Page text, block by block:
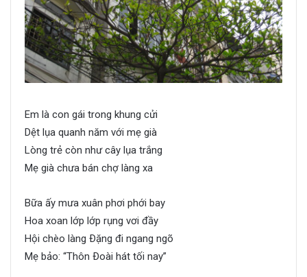
Em là con gái trong khung cửi
Dệt lụa quanh năm với mẹ già
Lòng trẻ còn như cây lụa trắng
Mẹ già chưa bán chợ làng xa
Bữa ấy mưa xuân phơi phới bay
Hoa xoan lớp lớp rụng vơi đầy
Hội chèo làng Ðặng đi ngang ngõ
Mẹ bảo: “Thôn Ðoài hát tối nay”